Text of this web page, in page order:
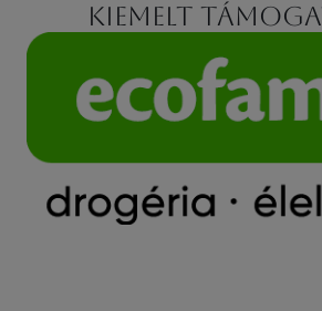
Kiemelt